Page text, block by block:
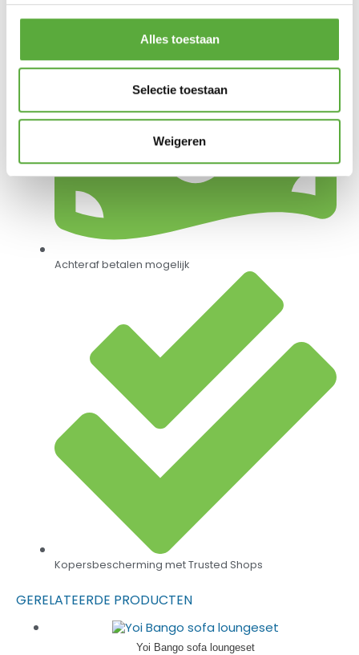
Alles toestaan
Selectie toestaan
Weigeren
Gratis verzending vanaf €250,-*
Achteraf betalen mogelijk
Kopersbescherming met Trusted Shops
GERELATEERDE PRODUCTEN
Yoi Bango sofa loungeset